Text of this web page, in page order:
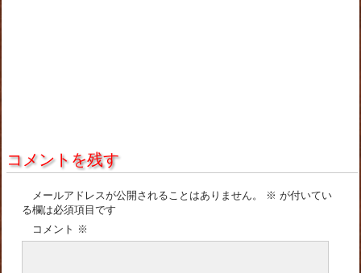
コメントを残す
メールアドレスが公開されることはありません。 ※ が付いてい
る欄は必須項目です
コメント ※